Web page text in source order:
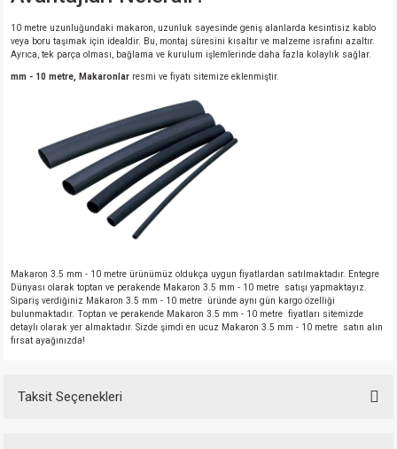
10 metre uzunluğundaki makaron, uzunluk sayesinde geniş alanlarda kesintisiz kablo
veya boru taşımak için idealdir. Bu, montaj süresini kısaltır ve malzeme israfını azaltır.
Ayrıca, tek parça olması, bağlama ve kurulum işlemlerinde daha fazla kolaylık sağlar.
mm - 10 metre, Makaronlar resmi ve fiyatı sitemize eklenmiştir.
Makaron 3.5 mm - 10 metre ürünümüz oldukça uygun fiyatlardan satılmaktadır. Entegre
Dünyası olarak toptan ve perakende Makaron 3.5 mm - 10 metre satışı yapmaktayız.
Sipariş verdiğiniz Makaron 3.5 mm - 10 metre üründe aynı gün kargo özelliği
bulunmaktadır. Toptan ve perakende Makaron 3.5 mm - 10 metre fiyatları sitemizde
detaylı olarak yer almaktadır. Sizde şimdi en ucuz Makaron 3.5 mm - 10 metre satın alın
fırsat ayağınızda!
Taksit Seçenekleri